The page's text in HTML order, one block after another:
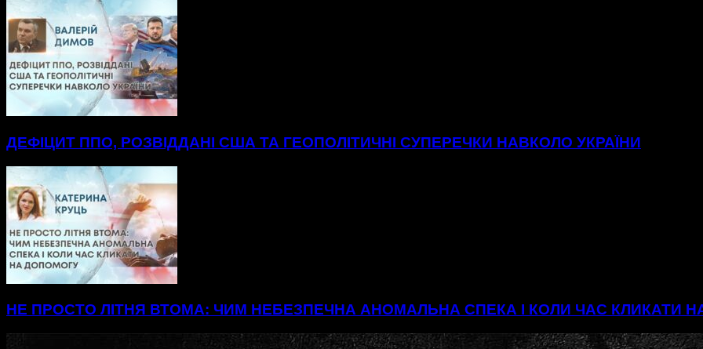
ДЕФІЦИТ ППО, РОЗВІДДАНІ США ТА ГЕОПОЛІТИЧНІ СУПЕРЕЧКИ НАВКОЛО УКРАЇНИ
НЕ ПРОСТО ЛІТНЯ ВТОМА: ЧИМ НЕБЕЗПЕЧНА АНОМАЛЬНА СПЕКА І КОЛИ ЧАС КЛИКАТИ